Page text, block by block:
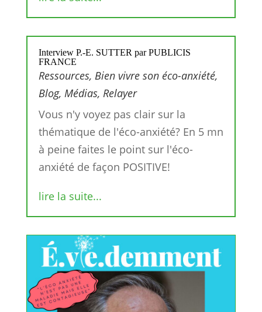
Interview P.-E. SUTTER par PUBLICIS
FRANCE
Ressources, Bien vivre son éco-anxiété,
Blog, Médias, Relayer
Vous n'y voyez pas clair sur la
thématique de l'éco-anxiété? En 5 mn
à peine faites le point sur l'éco-
anxiété de façon POSITIVE!
lire la suite...